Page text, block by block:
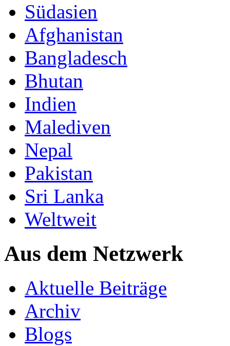
Südasien
Afghanistan
Bangladesch
Bhutan
Indien
Malediven
Nepal
Pakistan
Sri Lanka
Weltweit
Aus dem Netzwerk
Aktuelle Beiträge
Archiv
Blogs